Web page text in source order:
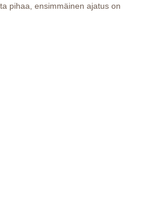
pihaa, ensimmäinen ajatus on